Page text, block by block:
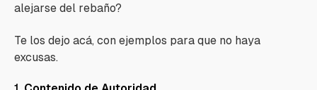
alejarse del rebaño?
Te los dejo acá, con ejemplos para que no haya
excusas.